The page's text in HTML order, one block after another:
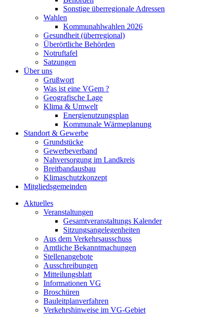
Sonstige überregionale Adressen
Wahlen
Kommunahlwahlen 2026
Gesundheit (überregional)
Überörtliche Behörden
Notruftafel
Satzungen
Über uns
Grußwort
Was ist eine VGem ?
Geografische Lage
Klima & Umwelt
Energienutzungsplan
Kommunale Wärmeplanung
Standort & Gewerbe
Grundstücke
Gewerbeverband
Nahversorgung im Landkreis
Breitbandausbau
Klimaschutzkonzept
Mitgliedsgemeinden
Aktuelles
Veranstaltungen
Gesamtveranstaltungs Kalender
Sitzungsangelegenheiten
Aus dem Verkehrsausschuss
Amtliche Bekanntmachungen
Stellenangebote
Ausschreibungen
Mitteilungsblatt
Informationen VG
Broschüren
Bauleitplanverfahren
Verkehrshinweise im VG-Gebiet